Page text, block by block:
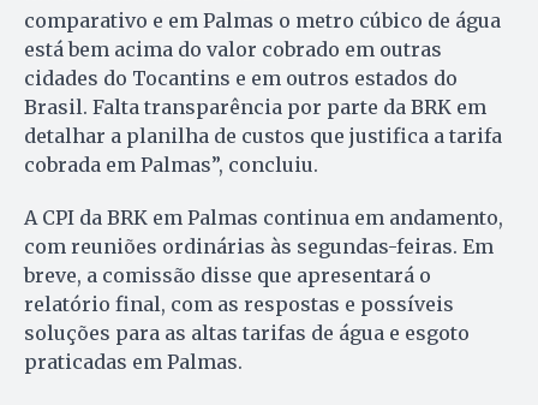
comparativo e em Palmas o metro cúbico de água
está bem acima do valor cobrado em outras
cidades do Tocantins e em outros estados do
Brasil. Falta transparência por parte da BRK em
detalhar a planilha de custos que justifica a tarifa
cobrada em Palmas”, concluiu.
A CPI da BRK em Palmas continua em andamento,
com reuniões ordinárias às segundas-feiras. Em
breve, a comissão disse que apresentará o
relatório final, com as respostas e possíveis
soluções para as altas tarifas de água e esgoto
praticadas em Palmas.